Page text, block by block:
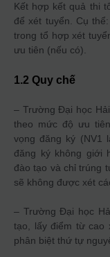
Kết hợp kết quả thi
để xét tuyển. Cụ
trong tổ hợp xét
ưu tiên (nếu có).
1.2 Quy chế
– Trường Đại học
theo mức độ ưu
vọng đăng ký (NV1
đăng ký không giới
đào tạo và chỉ trúng
sẽ không được xét
– Trường Đại học
tạo, lấy điểm từ cao
phân biệt thứ tự